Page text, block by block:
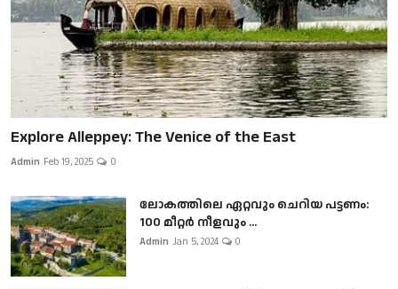
Explore Alleppey: The Venice of the East
Admin Feb 19, 2025 0
ലോകത്തിലെ ഏറ്റവും ചെറിയ പട്ടണം:
100 മീറ്റർ നീളവും ...
Admin Jan 5, 2024 0